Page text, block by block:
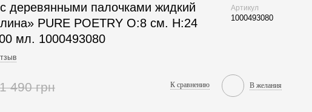
деревянными палочками жидкий
PURE POETRY O:8 см. H:24
мл. 1000493080
Артикул
1000493080
1 490 грн К сравнению В желания